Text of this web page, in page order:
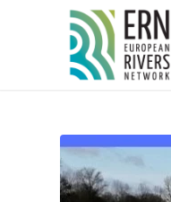
Panneau de gestion des cookies